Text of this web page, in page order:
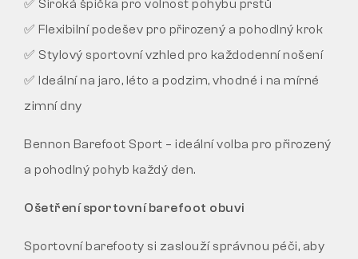
✅ Široká špička pro volnost pohybu prstů
✅ Flexibilní podešev pro přirozený a pohodlný krok
✅ Stylový sportovní vzhled pro každodenní nošení
✅ Ideální na jaro, léto a podzim, vhodné i na mírné
zimní dny
Bennon Barefoot Sport – ideální volba pro přirozený
a pohodlný pohyb každý den.
Ošetření sportovní barefoot obuvi
Sportovní barefooty si zaslouží správnou péči, aby